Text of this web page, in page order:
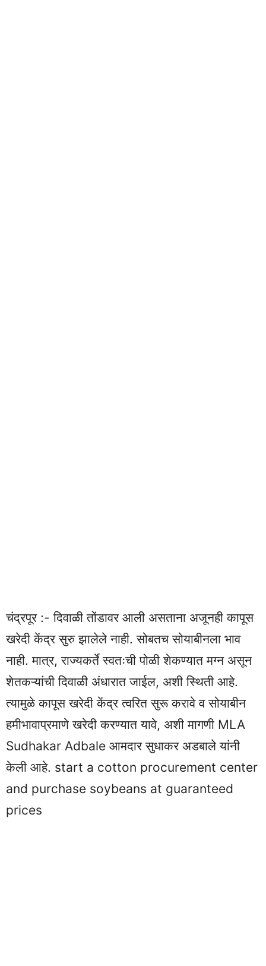
चंद्रपूर :- दिवाळी तोंडावर आली असताना अजूनही कापूस
खरेदी केंद्र सुरु झालेले नाही. सोबतच सोयाबीनला भाव
नाही. मात्र, राज्यकर्ते स्वतःची पोळी शेकण्यात मग्‍न असून
शेतकऱ्यांची दिवाळी अंधारात जाईल, अशी स्‍थिती आहे.
त्‍यामुळे कापूस खरेदी केंद्र त्वरित सुरू करावे व सोयाबीन
हमीभावाप्रमाणे खरेदी करण्यात यावे, अशी मागणी MLA
Sudhakar Adbale आमदार सुधाकर अडबाले यांनी
केली आहे. start a cotton procurement center
and purchase soybeans at guaranteed
prices